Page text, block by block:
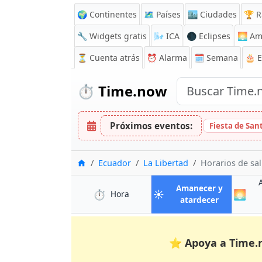
🌍 Continentes 🗺️ Países 🏙️ Ciudades 🏆
🔧 Widgets gratis
🌬️ ICA 🌑 Eclipses 🌅
⏳ Cuenta atrás ⏰ Alarma 🗓️ Semana 🎂
⏱️ Time.now
Próximos eventos: Fiesta de
InicioEcuador La Libertad Horarios de
⏱️ Hora en La Libertad
☀️
Amanecer y
atardeceren La
🌅
⭐ Apoya a